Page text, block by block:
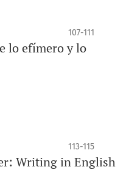
107-111
lo efímero y lo
113-115
Writing in English